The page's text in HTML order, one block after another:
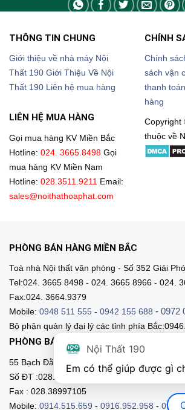
THÔNG TIN CHUNG
Giới thiệu về nhà máy Nội
Thất 190 Giới Thiệu Về Nội
Thất 190 Liên hệ mua hàng
CHÍNH
Chính
sách vận
thanh toán
hàng
LIÊN HỆ MUA HÀNG
Gọi mua hàng KV Miền Bắc
Hotline: 024. 3665.8498 Gọi
mua hàng KV Miền Nam
Hotline: 028.3511.9211
Email:
sales@noithathoaphat.com
Copyright
thuộc về
PHÒNG BÁN HÀNG MIỀN BẮC
Toà nhà Nội thất văn phòng - Số 352 Giải
Tel:024. 3665 8498 - 024. 3665 8966 - 024.
Fax:024. 3664.9379
Mobile: 0948 511 555 - 0942 155 688 - 0972
Bộ phận quản lý đại lý các tỉnh phía
PHÒNG BÁN HÀNG MIỀN NAM
55 Bạch Đằng, Phường 15, Q. Bình Thạnh,
Số ĐT :028.3511 9211 - 028.3511.9212
Fax : 028.38997105
Mobile: 0914.515.659 - 0916.952.958 -
Nội Thất 190